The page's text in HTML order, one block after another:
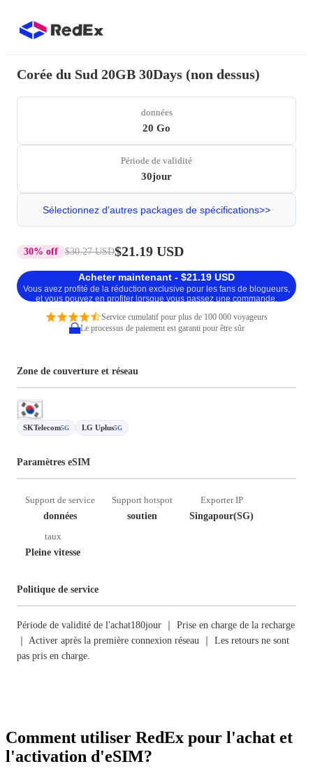
Corée du Sud 20GB 30Days (non dessus)
données
20 Go
Période de validité
30jour
Sélectionnez d'autres packages de spécifications>>
30% off $30.27 USD$21.19 USD
Acheter maintenant - $21.19 USD
Vous avez profité de la réduction exclusive pour les fans de blogueurs,
et vous pouvez en profiter lorsque vous passez une commande.
Service cumulatif pour plus de 100 000 voyageurs
Le processus de paiement est garanti pour être sûr
Zone de couverture et réseau
SKTelecom5G LG Uplus5G
Paramètres eSIM
Support de service
données
Support hotspot
soutien
Exporter IP
Singapour(SG)
taux
Pleine vitesse
Politique de service
Période de validité de l'achat180jour ｜ Prise en charge de la recharge
｜ Activer après la première connexion réseau ｜ Les retours ne sont
pas pris en charge.
Comment utiliser RedEx pour l'achat et
l'activation d'eSIM?